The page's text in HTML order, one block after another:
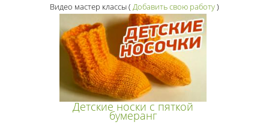
Видео мастер классы( Добавить свою работу)
Детские носки с пяткой
бумеранг